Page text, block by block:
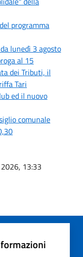
programma
lunedì 3 agosto
al 15
dei Tributi, il
Tari
ed il nuovo
comunale
13:33